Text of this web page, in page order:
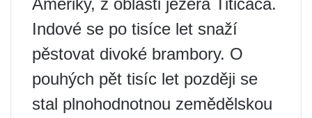
Ameriky, z oblasti jezera Titicaca.
Indové se po tisíce let snaží
pěstovat divoké brambory. O
pouhých pět tisíc let později se
stal plnohodnotnou zemědělskou